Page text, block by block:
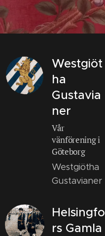
Westgiöt
ha
Gustavia
ner
Vår
vänförening i
Göteborg
Westgiötha
Gustavianer
Helsingfo
rs Gamla